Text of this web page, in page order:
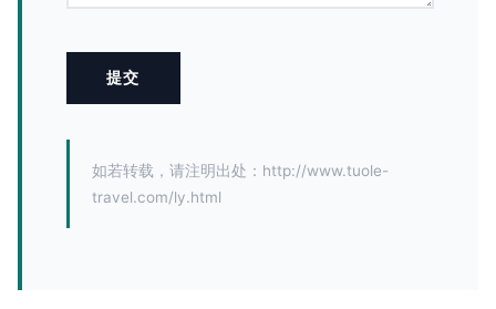
如若转载，请注明出处：http://www.tuole-
travel.com/ly.html